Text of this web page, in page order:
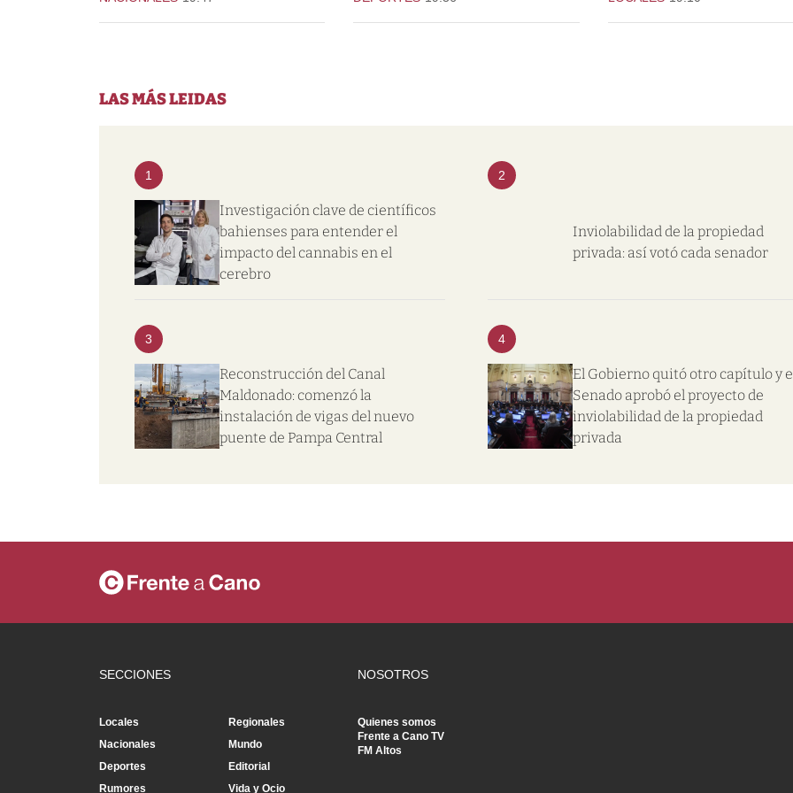
LAS MÁS LEIDAS
1
Investigación clave de científicos
bahienses para entender el
impacto del cannabis en el
cerebro
2
Inviolabilidad de la propiedad
privada: así votó cada senador
3
Reconstrucción del Canal
Maldonado: comenzó la
instalación de vigas del nuevo
puente de Pampa Central
4
El Gobierno quitó otro capítulo y
Senado aprobó el proyecto de
inviolabilidad de la propiedad
privada
SECCIONES
Locales
Regionales
Nacionales
Mundo
Deportes
Editorial
Rumores
Vida y Ocio
NOSOTROS
Quienes somos
Frente a Cano TV
FM Altos